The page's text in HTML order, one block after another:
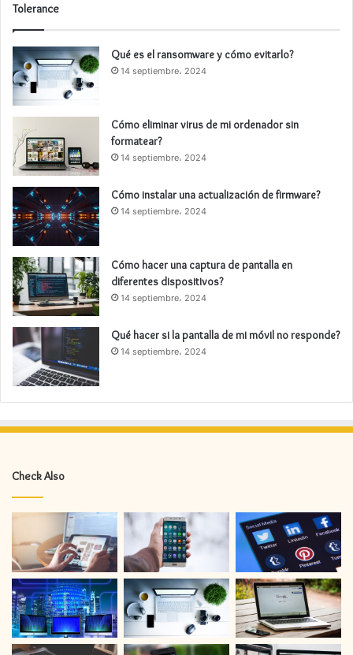
Tolerance
Qué es el ransomware y cómo evitarlo?
14 septiembre، 2024
Cómo eliminar virus de mi ordenador sin
formatear?
14 septiembre، 2024
Cómo instalar una actualización de firmware?
14 septiembre، 2024
Cómo hacer una captura de pantalla en
diferentes dispositivos?
14 septiembre، 2024
Qué hacer si la pantalla de mi móvil no responde?
14 septiembre، 2024
Check Also